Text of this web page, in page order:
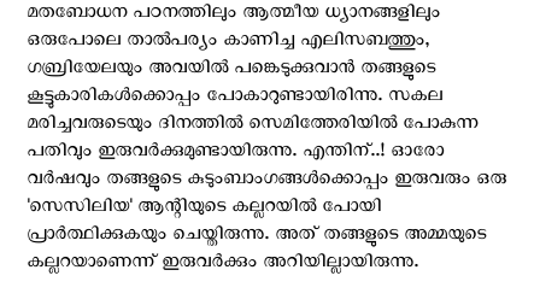
മതബോധന പഠനത്തിലും ആത്മീയ ധ്യാനങ്ങളിലും
ഒരുപോലെ താല്‍പര്യം കാണിച്ച എലിസബത്തും,
ഗബ്രിയേലയും അവയില്‍ പങ്കെടുക്കുവാന്‍ തങ്ങളുടെ
കൂട്ടുകാരികള്‍ക്കൊപ്പം പോകാറുണ്ടായിരിന്നു. സകല
മരിച്ചവരുടെയും ദിനത്തില്‍ സെമിത്തേരിയില്‍ പോകുന്ന
പതിവും ഇരുവര്‍ക്കുമുണ്ടായിരുന്നു. എന്തിന്..! ഓരോ
വര്‍ഷവും തങ്ങളുടെ കുടുംബാംഗങ്ങള്‍ക്കൊപ്പം ഇരുവരും ഒരു
'സെസിലിയ' ആന്റിയുടെ കല്ലറയില്‍ പോയി
പ്രാര്‍ത്ഥിക്കുകയും ചെയ്തിരുന്നു. അത് തങ്ങളുടെ അമ്മയുടെ
കല്ലറയാണെന്ന് ഇരുവര്‍ക്കും അറിയില്ലായിരുന്നു.